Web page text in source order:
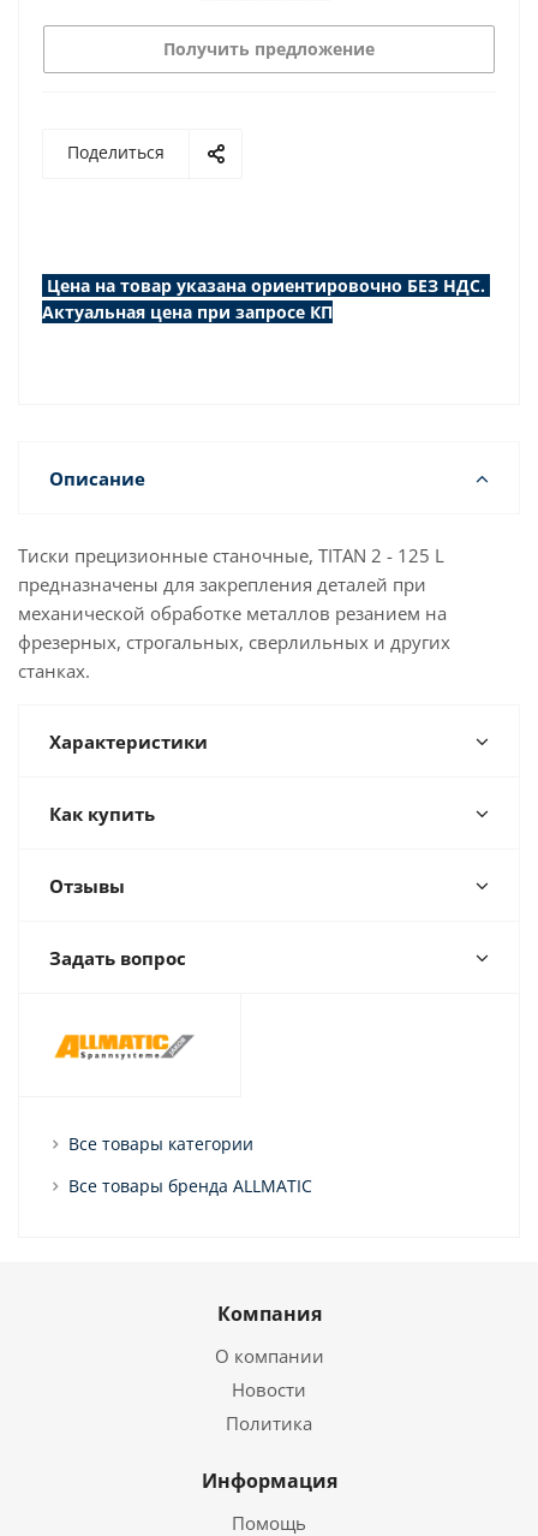
Получить предложение
Поделиться
Цена на товар указана ориентировочно БЕЗ НДС.
Актуальная цена при запросе КП
Описание
Тиски прецизионные станочные, TITAN 2 - 125 L
предназначены для закрепления деталей при
механической обработке металлов резанием на
фрезерных, строгальных, сверлильных и других
станках.
Характеристики
Как купить
Отзывы
Задать вопрос
Все товары категории
Все товары бренда ALLMATIC
Компания
О компании
Новости
Политика
Информация
Помощь